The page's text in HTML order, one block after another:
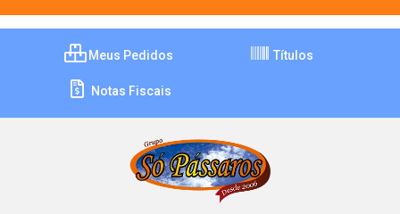
Meus Pedidos Títulos
Notas Fiscais